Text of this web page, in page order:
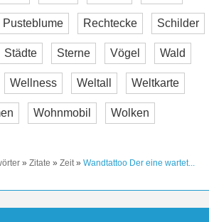
Pusteblume Rechtecke Schilder
Städte Sterne Vögel Wald
Wellness Weltall Weltkarte
Wohnmobil Wolken
» Zitate » Zeit » Wandtattoo Der eine wartet...